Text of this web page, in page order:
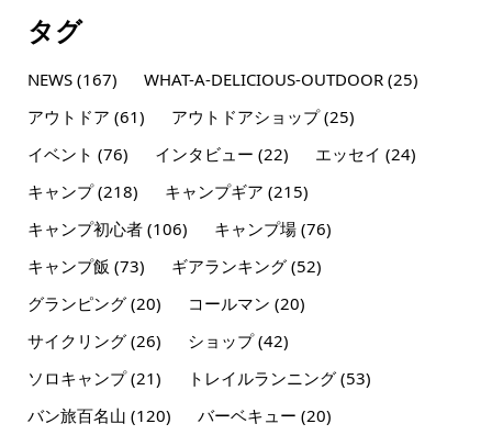
タグ
NEWS(167) WHAT-A-DELICIOUS-OUTDOOR(25)
アウトドア (61) アウトドアショップ(25)
イベント (76) インタビュー (22) エッセイ (24)
キャンプ(218) キャンプギア (215)
キャンプ初心者(106) キャンプ場(76)
キャンプ飯 (73) ギアランキング(52)
グランピング(20) コールマン (20)
サイクリング(26) ショップ(42)
ソロキャンプ(21) トレイルランニング(53)
バン旅百名山 (120) バーベキュー (20)